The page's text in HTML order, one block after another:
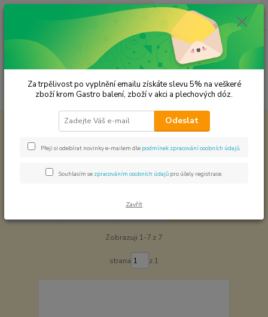
Menu
Hledat
ks
za 0,00 Kč
Recepty a tipy na vaření
Recepty a tipy na vaření
Zobrazuji 1-7 z 7
strana z 1
Za trpělivost po vyplnění emailu získáte slevu 5% na veškeré
zboží krom Gastro balení, zboží v akci a plechových dóz.
Odeslat
Přeji si odebírat novinky e-mailem dle podmínek zpracování osobních údajů
Souhlasím se zpracováním osobních údajů pro účely registrace.
Zavřít